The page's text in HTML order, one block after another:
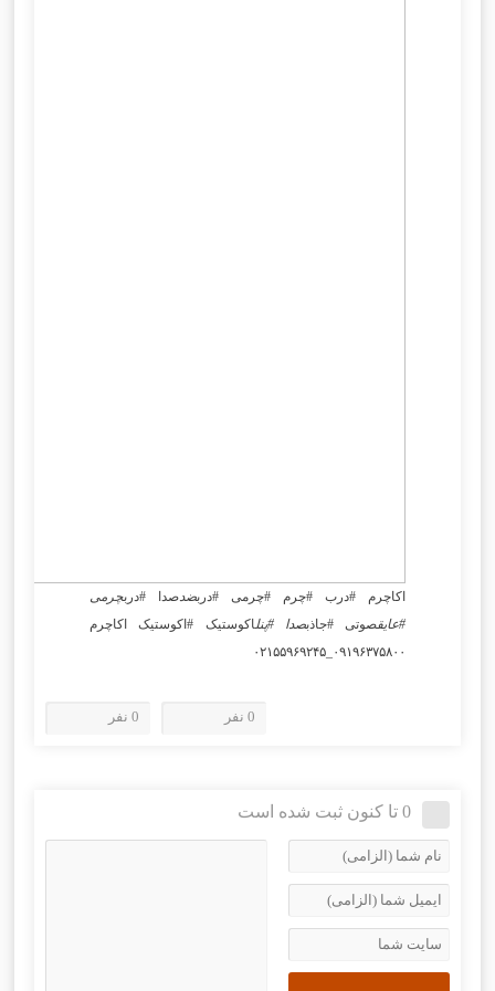
اکاچرم #درب #چرم #چرمی #دربضدصدا #دربچرمی
#عایقصوتی #جاذبصدا #پنلاکوستیک #اکوستیک اکاچرم
۰۹۱۹۶۳۷۵۸۰۰_۰۲۱۵۵۹۶۹۲۴۵
0 نفر 0 نفر
0 تا کنون ثبت شده است